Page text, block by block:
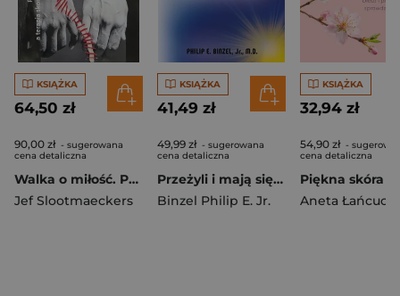
KSIĄŻKA
64,50 zł
90,00 zł - sugerowana
cena detaliczna
Walka o miłość. Przemoc w związku a terapia...
Jef Slootmaeckers
KSIĄŻKA
41,49 zł
49,99 zł - sugerowana
cena detaliczna
Przeżyli i mają się dobrze. Z doswiadczeń lekarza - Letril (B17) i inne terapie żywieniowe w leczeniu pacjentów z rakiem
Binzel Philip E. Jr.
KSIĄŻKA
32,94 zł
54,90 zł -
cena detaliczna